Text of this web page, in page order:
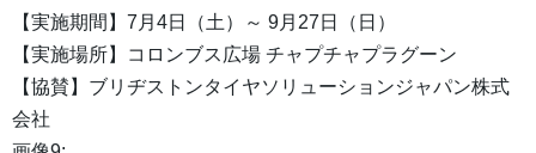
【実施期間】7月4日（土）～ 9月27日（日）
【実施場所】コロンブス広場 チャプチャプラグーン
【協賛】ブリヂストンタイヤソリューションジャパン株式
会社